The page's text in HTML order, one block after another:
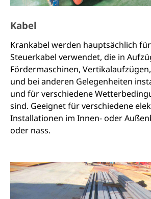
Kabel
Krankabel werden hauptsächlich
Steuerkabel verwendet, die in
Fördermaschinen,
und bei anderen Gelegenheiten
und für verschiedene
sind. Geeignet für verschiedene
Installationen im Innen- oder
oder nass.